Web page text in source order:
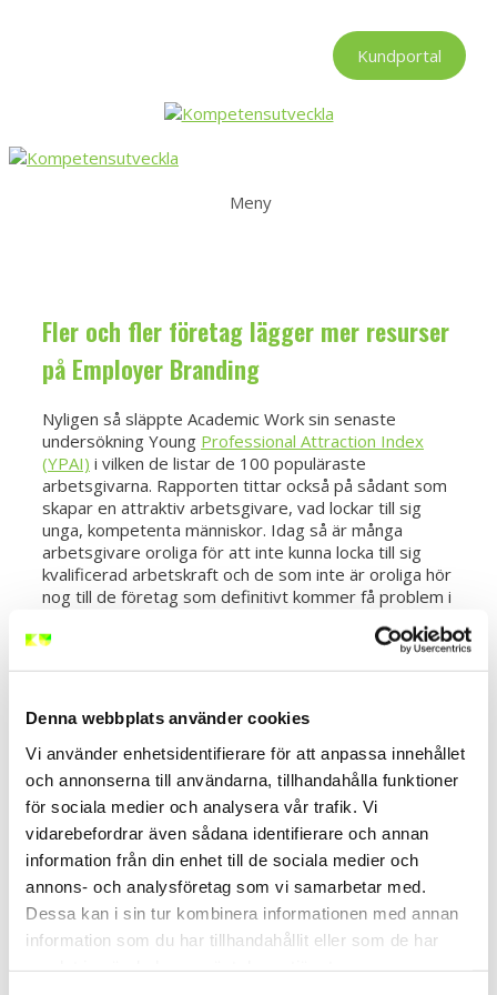
Denna webbplats använder cookies
Vi använder enhetsidentifierare för att anpassa innehållet
och annonserna till användarna, tillhandahålla funktioner
för sociala medier och analysera vår trafik. Vi
vidarebefordrar även sådana identifierare och annan
information från din enhet till de sociala medier och
annons- och analysföretag som vi samarbetar med.
Dessa kan i sin tur kombinera informationen med annan
information som du har tillhandahållit eller som de har
Kundportal
Meny
Fler och fler företag lägger mer resurser
på Employer Branding
Nyligen så släppte Academic Work sin senaste
undersökning Young Professional Attraction Index
(YPAI) i vilken de listar de 100 populäraste
arbetsgivarna. Rapporten tittar också på sådant som
skapar en attraktiv arbetsgivare, vad lockar till sig
unga, kompetenta människor. Idag så är många
arbetsgivare oroliga för att inte kunna locka till sig
kvalificerad arbetskraft och de som inte är oroliga hör
nog till de företag som definitivt kommer få problem i
företag lägger mer resurser på Employer Branding,
Millennials har och kommer i ännu större utsträckning
att förändra arbetsmarknaden i grunden utav flera
olika anledningar och som arbetsgivare så behövs det
helt nya strategier för att attrahera denna
grupp. Enligt ett flertal studier som har utförts på
millennials, uppger nästan hälften att de planerar att
lämna sina jobb inom de närmaste två åren och att en
femtedel berättar att de har bytt jobb under det
senaste året. Hälften av denna grupp stannar högst
två år på en arbetsplats och detta är en förändring
jämfört med tidigare generationer. För företag
innebär detta stora kostnader runt om i världen för